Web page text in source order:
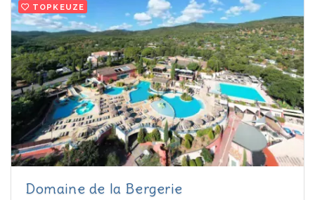
TOPKEUZE
Domaine de la Bergerie